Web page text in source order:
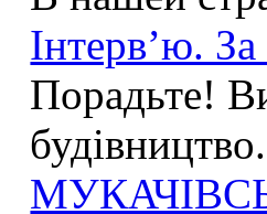
Інтерв’ю.
Порадьте!